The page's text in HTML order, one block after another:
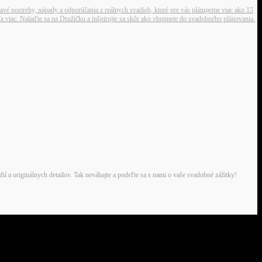
postrehy, nápady a odporúčania z reálnych svadieb, ktoré pre vás plánujeme viac ako 15
Nalaďte sa na Družičku a inšpirujte sa skôr ako vhupnete do svadobného plánovania.
originálnych detailov. Tak neváhajte a podeľte sa s nami o vaše svadobné zážitky!